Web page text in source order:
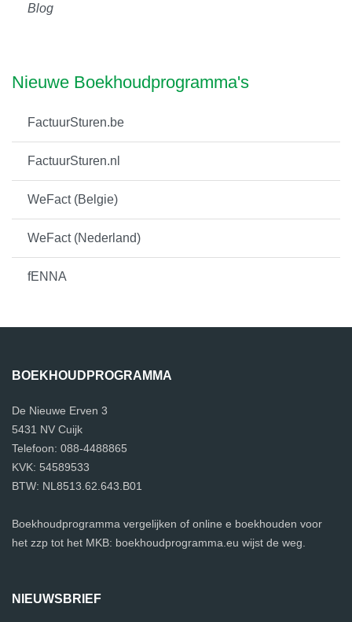
Blog
Nieuwe Boekhoudprogramma's
FactuurSturen.be
FactuurSturen.nl
WeFact (Belgie)
WeFact (Nederland)
fENNA
BOEKHOUDPROGRAMMA
De Nieuwe Erven 3
5431 NV Cuijk
Telefoon: 088-4488865
KVK: 54589533
BTW: NL8513.62.643.B01
Boekhoudprogramma vergelijken of online e boekhouden voor
het zzp tot het MKB: boekhoudprogramma.eu wijst de weg.
NIEUWSBRIEF